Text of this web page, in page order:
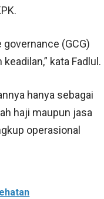
(GCG)
kata Fadlul.
hanya sebagai
haji maupun jasa
operasional